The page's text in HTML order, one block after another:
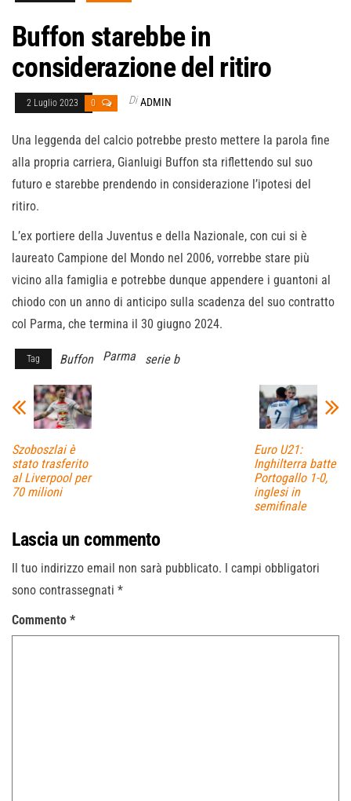
Buffon starebbe in
considerazione del ritiro
2 Luglio 2023 0 Di ADMIN
Una leggenda del calcio potrebbe presto mettere la parola fine
alla propria carriera, Gianluigi Buffon sta riflettendo sul suo
futuro e starebbe prendendo in considerazione l’ipotesi del
ritiro.
L’ex portiere della Juventus e della Nazionale, con cui si è
laureato Campione del Mondo nel 2006, vorrebbe stare più
vicino alla famiglia e potrebbe dunque appendere i guantoni al
chiodo con un anno di anticipo sulla scadenza del suo contratto
col Parma, che termina il 30 giugno 2024.
Tag Buffon Parma serie b
Szoboszlai è
stato trasferito
al Liverpool per
70 milioni
Euro U21:
Inghilterra batte
Portogallo 1-0,
inglesi in
semifinale
Lascia un commento
Il tuo indirizzo email non sarà pubblicato. I campi obbligatori
sono contrassegnati *
Commento *